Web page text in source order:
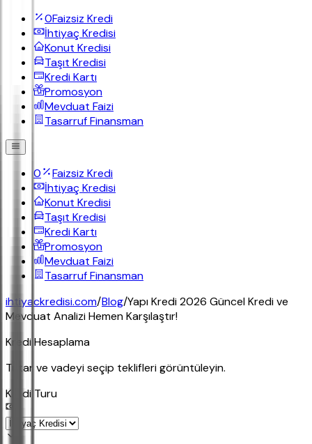
0Faizsiz Kredi
İhtiyaç Kredisi
Konut Kredisi
Taşıt Kredisi
Kredi Kartı
Promosyon
Mevduat Faizi
Tasarruf Finansman
0
Faizsiz Kredi
İhtiyaç Kredisi
Konut Kredisi
Taşıt Kredisi
Kredi Kartı
Promosyon
Mevduat Faizi
Tasarruf Finansman
ihtiyackredisi.com/Blog/Yapı Kredi 2026 Güncel Kredi ve
Mevduat Analizi Hemen Karşılaştır!
Kredi Hesaplama
Tutar ve vadeyi seçip teklifleri görüntüleyin.
Kredi Turu